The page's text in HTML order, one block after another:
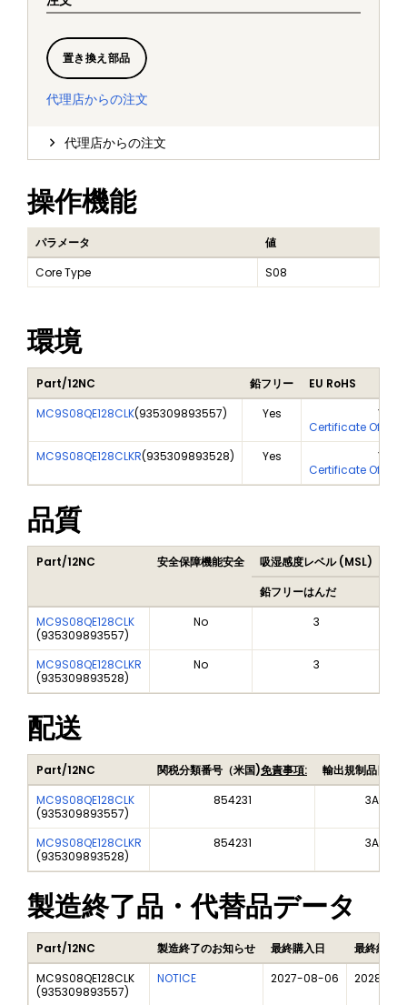
置き換え部品
代理店からの注文
代理店からの注文
操作機能
パラメータ
値
Core Type
S08
環境
Part/12NC 鉛フリー
EU RoHS
MC9S08QE128CLK(935309893557) Yes
Yes
Certificate Of
MC9S08QE128CLKR(935309893528) Yes
Yes
Certificate Of
品質
Part/12NC 安全保障機能安全 吸湿感度レベル (MSL)
鉛フリーはんだ
MC9S08QE128CLK
(935309893557)
No 3
MC9S08QE128CLKR
(935309893528)
No 3
配送
Part/12NC 関税分類番号（米国)免責事項:
輸出規制品目番
MC9S08QE128CLK
(935309893557)
854231
MC9S08QE128CLKR
(935309893528)
854231
製造終了品・代替品データ
Part/12NC 製造終了のお知らせ 最終購入日
最終納品
MC9S08QE128CLK
(935309893557)
NOTICE 2027-08-06 2028-